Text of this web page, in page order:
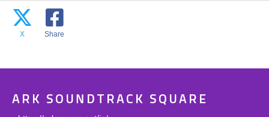
X Share
ARK SOUNDTRACK SQUARE